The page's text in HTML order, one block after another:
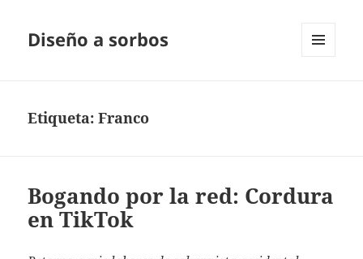
Diseño a sorbos
Etiqueta:Franco
Bogando por la red: Cordura
en TikTok